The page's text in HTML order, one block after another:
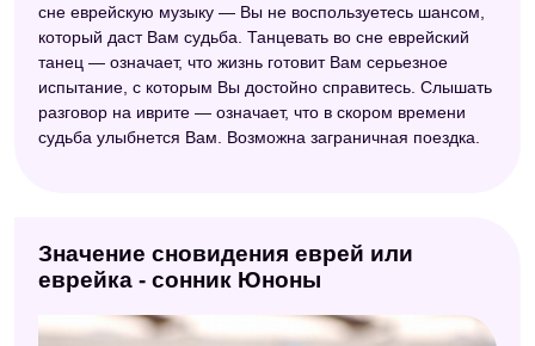
Сонник толкование снов
Сонник толкователь снов
Старинный сонник
сне еврейскую музыку — Вы не воспользуетесь шансом,
который даст Вам судьба. Танцевать во сне еврейский
танец — означает, что жизнь готовит Вам серьезное
испытание, с которым Вы достойно справитесь. Слышать
разговор на иврите — означает, что в скором времени
судьба улыбнется Вам. Возможна заграничная поездка.
Значение сновидения еврей или
еврейка - сонник Юноны